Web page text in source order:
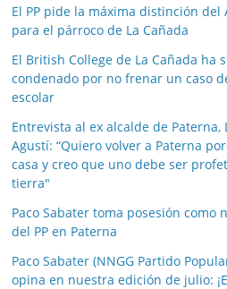
a
s
p
o
r
m
e
s
e
s
El PP pide la máxima distinción del
para el párroco de La Cañada
El British College de La Cañada ha
condenado por no frenar un caso
escolar
Entrevista al ex alcalde de Paterna,
Agustí: “Quiero volver a Paterna
casa y creo que uno debe ser
tierra"
Paco Sabater toma posesión como
del PP en Paterna
Paco Sabater (NNGG Partido
opina en nuestra edición de julio: